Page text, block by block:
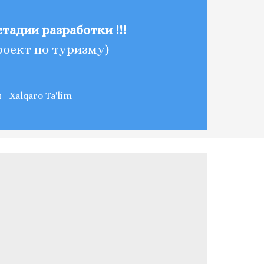
разработки !!!
по туризму)
Xalqaro Ta'lim